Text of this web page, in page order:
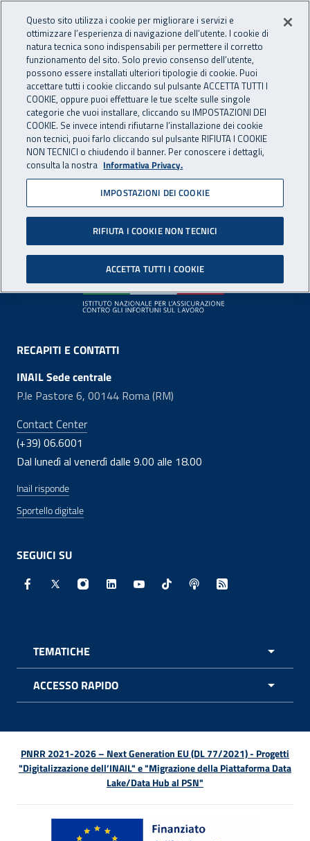
INAIL - Istituto Nazionale
Apri cerca
Navigazione principale
Pagina non disponibile
Il contenuto non è stato trovato. Per continuare la
navigazione è possibile ritornare alla
Footer
RECAPITI E CONTATTI
INAIL Sede centrale
P.le Pastore 6, 00144 Roma (RM)
Contact Center
(+39) 06.6001
Dal lunedì al venerdì dalle 9.00 alle 18.00
Inail risponde
Sportello digitale
SEGUICI SU
Facebook - Sito esterno - Apertura in nuova finestra
X - Sito esterno - Apertura in nuova finestra
Instagram - Sito esterno - Apertura in
Linkedin - Sito esterno - Apertura in
Youtube - Sito esterno -
TikTok - Sito esterno -
Spreaker - Sito
Feed RSS -
TEMATICHE
ACCESSO RAPIDO
PNRR 2021-2026 – Next Generation EU (DL 77/2021) - Progetti
"Digitalizzazione dell’INAIL" e "Migrazione della Piattaforma Data
Lake/Data Hub al PSN"
Questo sito utilizza i cookie per migliorare i servizi e
ottimizzare l’esperienza di navigazione dell’utente. I cookie di
natura tecnica sono indispensabili per permettere il corretto
funzionamento del sito. Solo previo consenso dell’utente,
possono essere installati ulteriori tipologie di cookie. Puoi
accettare tutti i cookie cliccando sul pulsante ACCETTA TUTTI I
COOKIE, oppure puoi effettuare le tue scelte sulle singole
categorie che vuoi installare, cliccando su IMPOSTAZIONI DEI
COOKIE. Se invece intendi rifiutarne l’installazione dei cookie
non tecnici, puoi farlo cliccando sul pulsante RIFIUTA I COOKIE
NON TECNICI o chiudendo il banner. Per conoscere i dettagli,
consulta la nostra Informativa Privacy.
IMPOSTAZIONI DEI COOKIE
RIFIUTA I COOKIE NON TECNICI
ACCETTA TUTTI I COOKIE